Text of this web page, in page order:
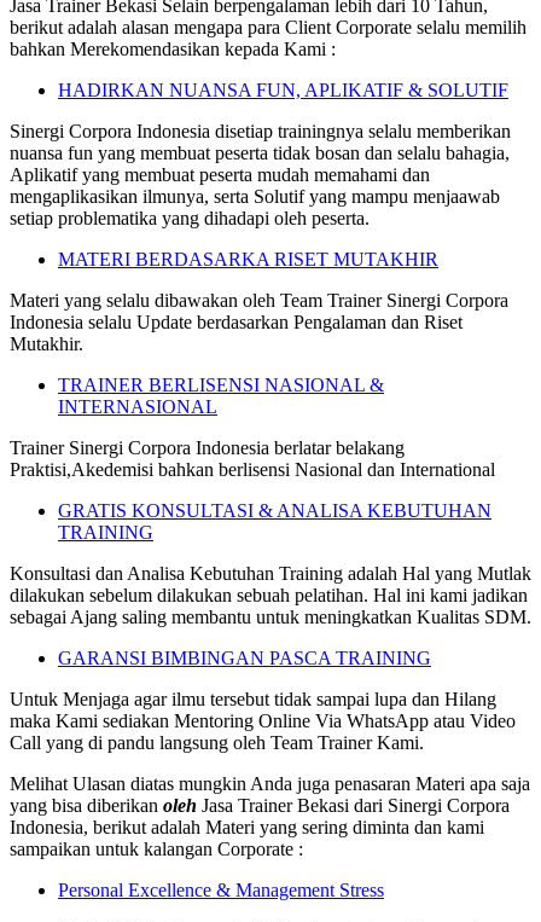
Jasa Trainer Bekasi Selain berpengalaman lebih dari 10 Tahun,
berikut adalah alasan mengapa para Client Corporate selalu memilih
bahkan Merekomendasikan kepada Kami :
HADIRKAN NUANSA FUN, APLIKATIF & SOLUTIF
Sinergi Corpora Indonesia disetiap trainingnya selalu memberikan
nuansa fun yang membuat peserta tidak bosan dan selalu bahagia,
Aplikatif yang membuat peserta mudah memahami dan
mengaplikasikan ilmunya, serta Solutif yang mampu menjaawab
setiap problematika yang dihadapi oleh peserta.
MATERI BERDASARKA RISET MUTAKHIR
Materi yang selalu dibawakan oleh Team Trainer Sinergi Corpora
Indonesia selalu Update berdasarkan Pengalaman dan Riset
Mutakhir.
TRAINER BERLISENSI NASIONAL &
INTERNASIONAL
Trainer Sinergi Corpora Indonesia berlatar belakang
Praktisi,Akedemisi bahkan berlisensi Nasional dan International
GRATIS KONSULTASI & ANALISA KEBUTUHAN
TRAINING
Konsultasi dan Analisa Kebutuhan Training adalah Hal yang Mutlak
dilakukan sebelum dilakukan sebuah pelatihan. Hal ini kami jadikan
sebagai Ajang saling membantu untuk meningkatkan Kualitas SDM.
GARANSI BIMBINGAN PASCA TRAINING
Untuk Menjaga agar ilmu tersebut tidak sampai lupa dan Hilang
maka Kami sediakan Mentoring Online Via WhatsApp atau Video
Call yang di pandu langsung oleh Team Trainer Kami.
Melihat Ulasan diatas mungkin Anda juga penasaran Materi apa saja
yang bisa diberikan oleh Jasa Trainer Bekasi dari Sinergi Corpora
Indonesia, berikut adalah Materi yang sering diminta dan kami
sampaikan untuk kalangan Corporate :
Personal Excellence & Management Stress